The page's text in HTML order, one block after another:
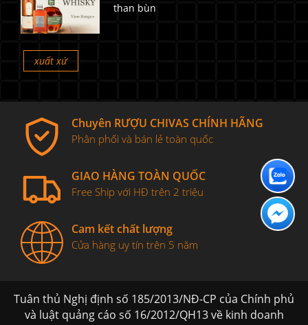
than bùn
xuất xứ
Chuyên RƯỢU CHIVAS CHÍNH HÃNG
Phân phối và bán lẻ toàn quốc
GIAO HÀNG TOÀN QUỐC
Free Ship với HĐ trên 2 triệu
Cam kết chất lượng
Cửa hàng uy tín trên 5 năm
Tuân thủ Nghị định số 185/2013/NĐ-CP của Chính phủ
và luật quảng cáo số 16/2012/QH13 về kinh doanh